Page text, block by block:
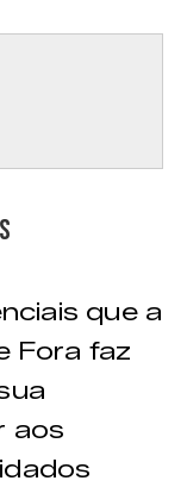
que a
Fora faz
aos